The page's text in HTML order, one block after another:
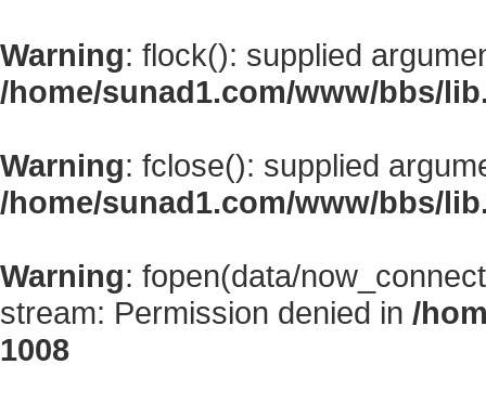
Warning: flock(): supplied
/home/sunad1.com/www/bbs/
Warning: fclose(): supplied
/home/sunad1.com/www/bbs/
Warning: fopen(data/
stream: Permission denied in /
1008